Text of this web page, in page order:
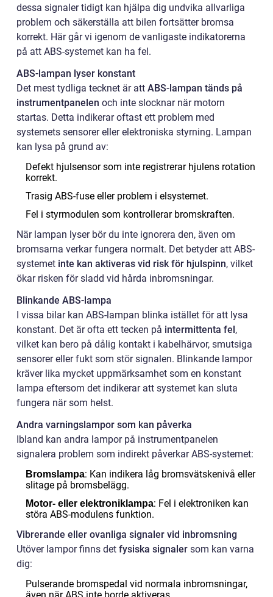
dessa signaler tidigt kan hjälpa dig undvika allvarliga
problem och säkerställa att bilen fortsätter bromsa
korrekt. Här går vi igenom de vanligaste indikatorerna
på att ABS-systemet kan ha fel.
ABS-lampan lyser konstant
Det mest tydliga tecknet är att ABS-lampan tänds på
instrumentpanelen och inte slocknar när motorn
startas. Detta indikerar oftast ett problem med
systemets sensorer eller elektroniska styrning. Lampan
kan lysa på grund av:
Defekt hjulsensor som inte registrerar hjulens rotation
korrekt.
Trasig ABS-fuse eller problem i elsystemet.
Fel i styrmodulen som kontrollerar bromskraften.
När lampan lyser bör du inte ignorera den, även om
bromsarna verkar fungera normalt. Det betyder att ABS-
systemet inte kan aktiveras vid risk för hjulspinn, vilket
ökar risken för sladd vid hårda inbromsningar.
Blinkande ABS-lampa
I vissa bilar kan ABS-lampan blinka istället för att lysa
konstant. Det är ofta ett tecken på intermittenta fel ,
vilket kan bero på dålig kontakt i kabelhärvor, smutsiga
sensorer eller fukt som stör signalen. Blinkande lampor
kräver lika mycket uppmärksamhet som en konstant
lampa eftersom det indikerar att systemet kan sluta
fungera när som helst.
Andra varningslampor som kan påverka
Ibland kan andra lampor på instrumentpanelen
signalera problem som indirekt påverkar ABS-systemet:
Bromslampa: Kan indikera låg bromsvätskenivå eller
slitage på bromsbelägg.
Motor- eller elektroniklampa: Fel i elektroniken kan
störa ABS-modulens funktion.
Vibrerande eller ovanliga signaler vid inbromsning
Utöver lampor finns det fysiska signaler som kan varna
dig:
Pulserande bromspedal vid normala inbromsningar,